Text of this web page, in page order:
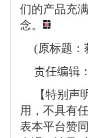
们的产品充
念。
(原标题：
责任编辑
【特别
用，不具有
表本平台赞